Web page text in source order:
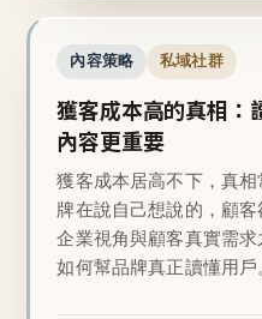
內容策略 私域社群
獲客成本高的真相：
內容更重要
獲客成本居高不下，真
牌在說自己想說的，顧
企業視角與顧客真實需
如何幫品牌真正讀懂用戶